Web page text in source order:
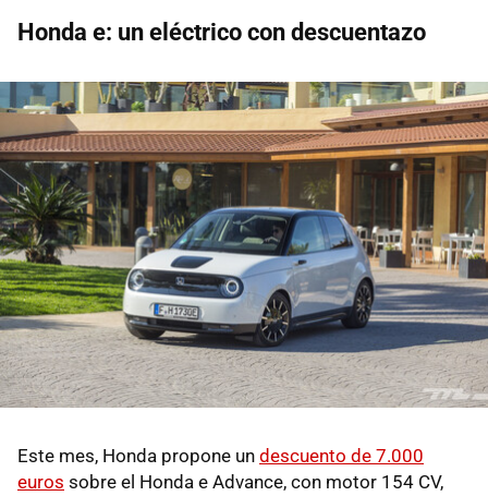
Honda e: un eléctrico con descuentazo
Este mes, Honda propone un descuento de 7.000
euros sobre el Honda e Advance, con motor 154 CV,